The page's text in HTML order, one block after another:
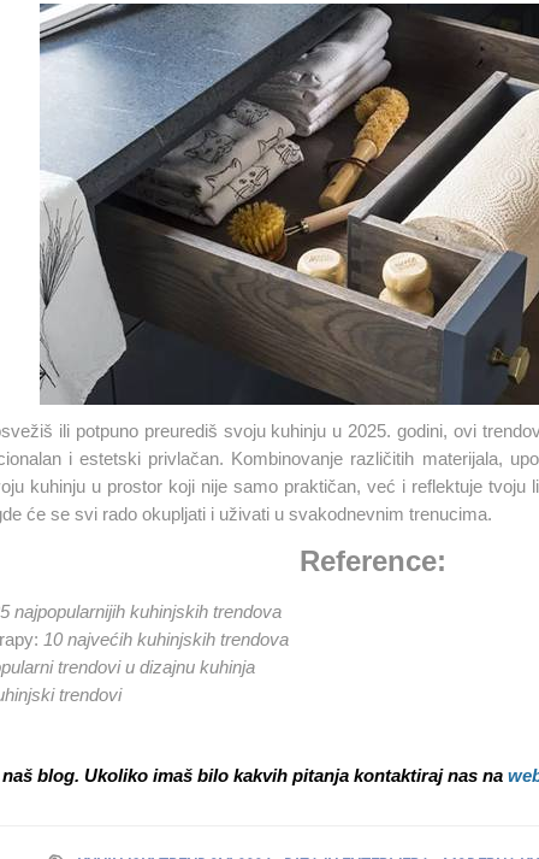
ili potpuno preurediš svoju kuhinju u 2025. godini, ovi
i estetski privlačan. Kombinovanje različitih materijala,
kuhinju u prostor koji nije samo praktičan, već i reflektuje tvoju
će se svi rado okupljati i uživati u svakodnevnim trenucima.
Reference:
najpopularnijih kuhinjskih trendova
10 najvećih kuhinjskih trendova
trendovi u dizajnu kuhinja
trendovi
blog. Ukoliko imaš bilo kakvih pitanja kontaktiraj nas na